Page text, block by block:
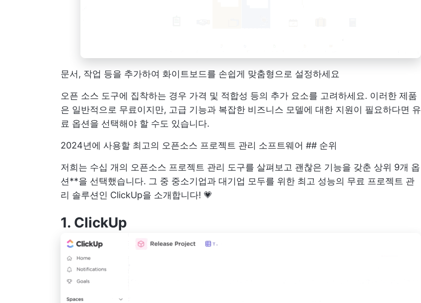
문서, 작업 등을 추가하여 화이트보드를 손쉽게 맞춤형으로 설정하세요
오픈 소스 도구에 집착하는 경우 가격 및 적합성 등의 추가 요소를 고려하세요. 이러한 제품
은 일반적으로 무료이지만, 고급 기능과 복잡한 비즈니스 모델에 대한 지원이 필요하다면 유
료 옵션을 선택해야 할 수도 있습니다.
2024년에 사용할 최고의 오픈소스 프로젝트 관리 소프트웨어 ## 순위
저희는 수십 개의 오픈소스 프로젝트 관리 도구를 살펴보고 괜찮은 기능을 갖춘 상위 9개 옵
션**을 선택했습니다. 그 중 중소기업과 대기업 모두를 위한 최고 성능의 무료 프로젝트 관
리 솔루션인 ClickUp을 소개합니다! 💗
1. ClickUp